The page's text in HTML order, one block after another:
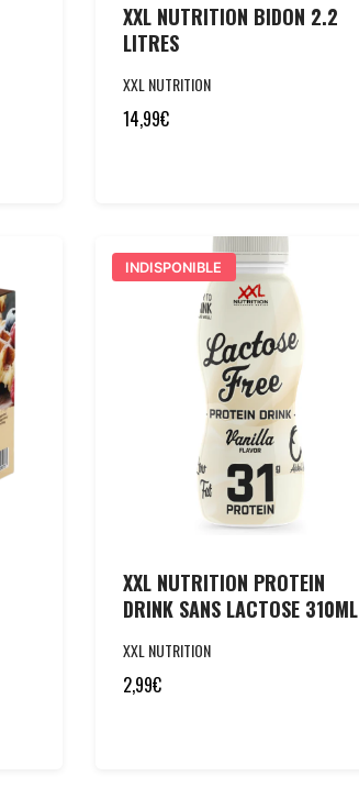
XXL NUTRITION BIDON 2.2
LITRES
XXL NUTRITION
14,99€
INDISPONIBLE
XXL NUTRITION PROTEIN
DRINK SANS LACTOSE 310ML
XXL NUTRITION
2,99€